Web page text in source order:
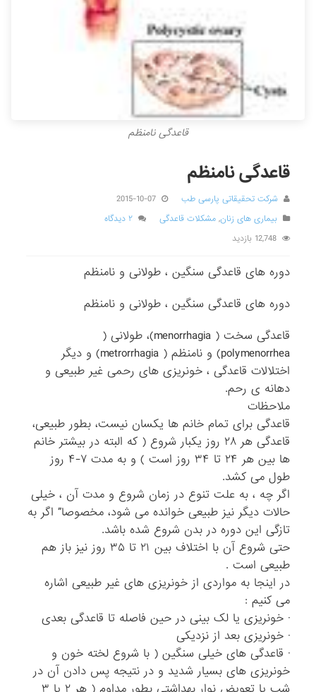
قاعدگی نامنظم
قاعدگی نامنظم
شرکت تحقیقاتی پارسی طب
2015-10-07
بیماری های زنان,مشکلات قاعدگی
۲ دیدگاه
12,748 بازدید
دوره های قاعدگی سنگین ، طولانی و نامنظم
دوره های قاعدگی سنگین ، طولانی و نامنظم
قاعدگی سخت ( menorrhagia)، طولانی (
polymenorrhea) و نامنظم ( metrorrhagia) و دیگر
اختلالات قاعدگی ، خونریزی های رحمی غیر طبیعی و
دهانه ی رحم.
ملاحظات
قاعدگی برای تمام خانم ها یکسان نیست، بطور طبیعی،
قاعدگی هر ۲۸ روز یکبار شروع ( که البته در بیشتر خانم
ها بین هر ۲۴ تا ۳۴ روز است ) و به مدت ۷-۴ روز
طول می کشد.
اگر چه ، به علت تنوع در زمان شروع و مدت آن ، خیلی
حالات دیگر نیز طبیعی خوانده می شود، مخصوصا” اگر به
تازگی این دوره در بدن شروع شده باشد.
حتی شروع آن با اختلاف بین ۲۱ تا ۳۵ روز نیز باز هم
طبیعی است .
در اینجا به مواردی از خونریزی های غیر طبیعی اشاره
می کنیم :
· خونریزی یا لک بینی در حین فاصله تا قاعدگی بعدی
· خونریزی بعد از نزدیکی
· قاعدگی های خیلی سنگین ( با شروع لخته خون و
خونریزی های بسیار شدید و در نتیجه پس دادن آن در